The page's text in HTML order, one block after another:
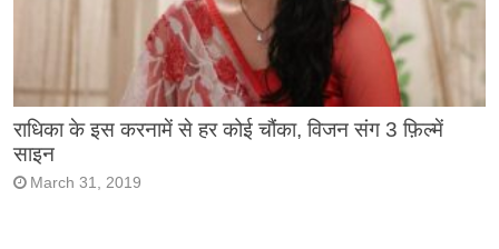
राधिका के इस करनामें से हर कोई चौंका, विजन संग 3 फ़िल्में
साइन
March 31, 2019